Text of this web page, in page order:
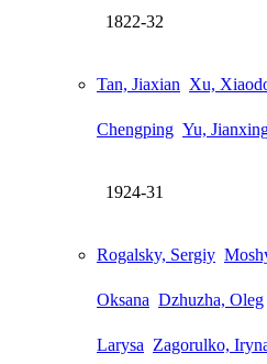
1822-32
Tan, Jiaxian Xu,
Chengping Yu,
1924-31
Rogalsky, Sergiy
Oksana Dzhuzha, Oleg
Larysa Zagorulko,